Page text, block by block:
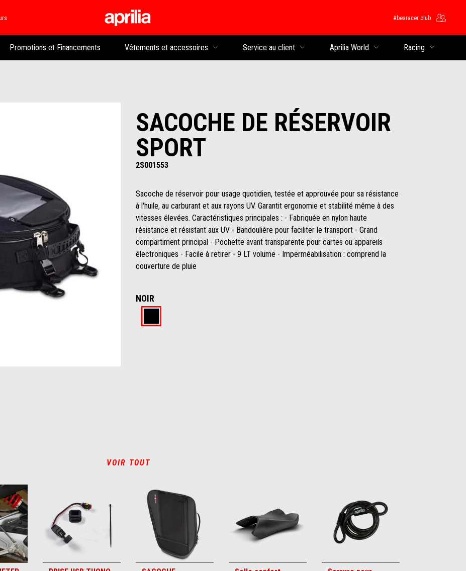
#bearacer club
Promotions et Financements Vêtements et accessoires Service au client Aprilia World Racing
SACOCHE DE RÉSERVOIR
SPORT
2S001553
Sacoche de réservoir pour usage quotidien, testée et approuvée pour sa résistance
à l'huile, au carburant et aux rayons UV. Garantit ergonomie et stabilité même à des
vitesses élevées. Caractéristiques principales : - Fabriquée en nylon haute
résistance et résistant aux UV - Bandoulière pour faciliter le transport - Grand
compartiment principal - Pochette avant transparente pour cartes ou appareils
électroniques - Facile à retirer - 9 LT volume - Imperméabilisation : comprend la
couverture de pluie
NOIR
VOIR TOUT